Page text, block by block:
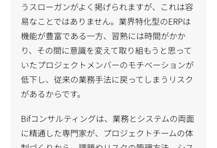
うスローガンがよく掲げられますが、これは容
易なことではありません。業界特化型のERPは
機能が豊富である一方、習熟には時間がかか
り、その間に意識を変えて取り組もうと思って
いたプロジェクトメンバーのモチベーションが
低下し、従来の業務手法に戻ってしまうリスク
があるからです。
Bifコンサルティングは、業務とシステムの両面
に精通した専門家が、プロジェクトチームの体